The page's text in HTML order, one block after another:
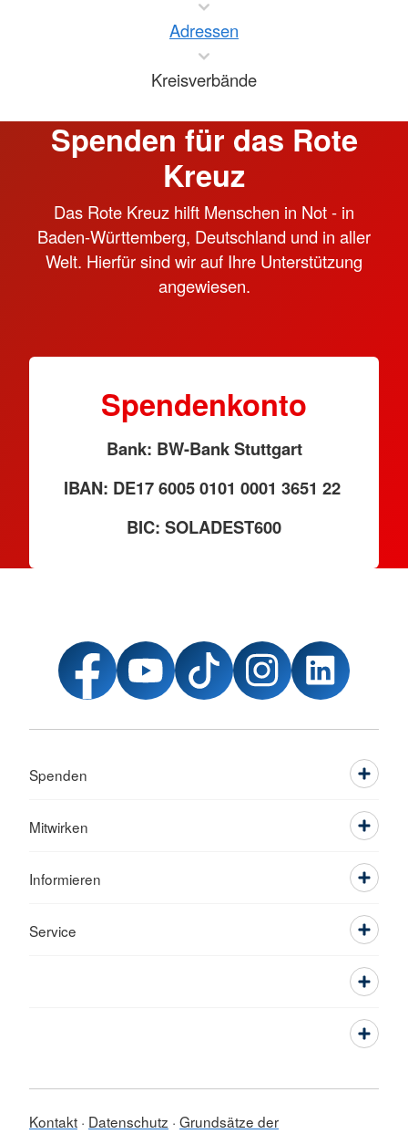
Adressen
Kreisverbände
Spenden für das Rote
Kreuz
Das Rote Kreuz hilft Menschen in Not - in
Baden-Württemberg, Deutschland und in aller
Welt. Hierfür sind wir auf Ihre Unterstützung
angewiesen.
Spendenkonto
Bank: BW-Bank Stuttgart
IBAN: DE17 6005 0101 0001 3651 22
BIC: SOLADEST600
Spenden
Mitwirken
Informieren
Service
Kontakt Datenschutz Grundsätze der